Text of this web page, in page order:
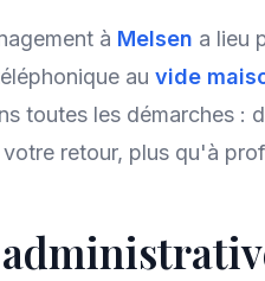
à Melsen a lieu
au vide
toutes les démarches :
retour, plus qu'à